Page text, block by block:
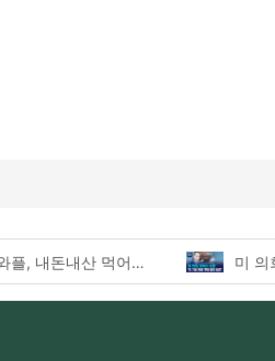
미 의회, 로저스 소환에 대한 긴급한 증언 요청